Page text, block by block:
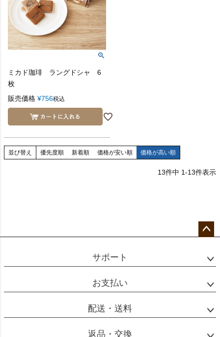
ミカド珈琲 ラングドシャ 6
枚
販売価格 ¥756税込
並び替え 優先度順 新着順 価格が安い順 価格が高い順
13件中 1-13件表示
ップ
サポート
お支払い
配送・送料
返品・交換